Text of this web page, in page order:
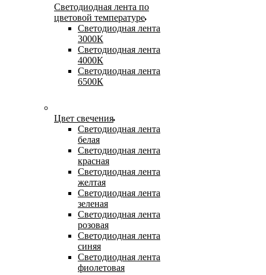
Светодиодная лента по
цветовой температуре
Светодиодная лента
3000К
Светодиодная лента
4000К
Светодиодная лента
6500К
Цвет свечения
Светодиодная лента
белая
Светодиодная лента
красная
Светодиодная лента
желтая
Светодиодная лента
зеленая
Светодиодная лента
розовая
Светодиодная лента
синяя
Светодиодная лента
фиолетовая